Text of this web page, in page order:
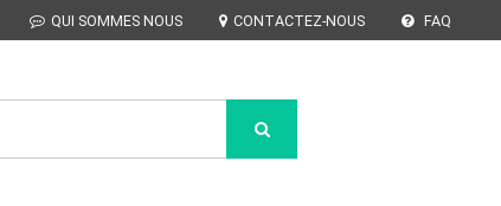
QUI SOMMES NOUS CONTACTEZ-NOUS FAQ